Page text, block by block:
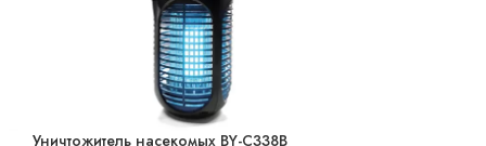
Уничтожитель насекомых BY-C338B